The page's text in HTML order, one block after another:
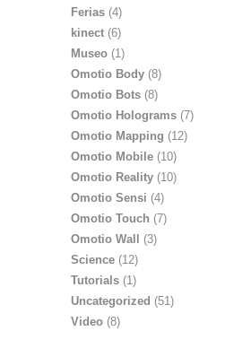
Ferias (4)
kinect (6)
Museo (1)
Omotio Body (8)
Omotio Bots (8)
Omotio Holograms (7)
Omotio Mapping (12)
Omotio Mobile (10)
Omotio Reality (10)
Omotio Sensi (4)
Omotio Touch (7)
Omotio Wall
(3)
Science (12)
Tutorials (1)
Uncategorized (51)
Video (8)